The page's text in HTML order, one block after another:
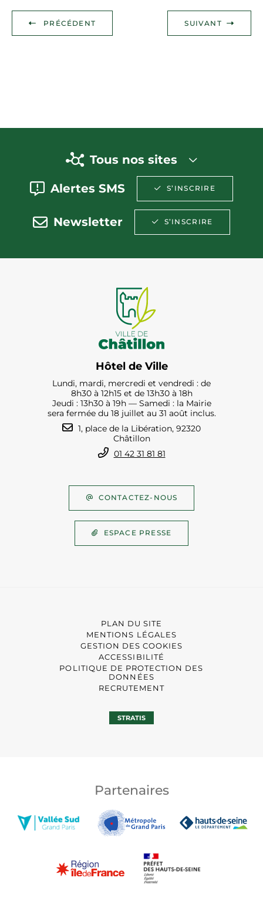
PRÉCÉDENT SUIVANT
Tous nos sites
Alertes SMS S’INSCRIRE
Newsletter S’INSCRIRE
Hôtel de Ville
Lundi, mardi, mercredi et vendredi : de
8h30 à 12h15 et de 13h30 à 18h
Jeudi : 13h30 à 19h — Samedi : la Mairie
sera fermée du 18 juillet au 31 août inclus.
1, place de la Libération, 92320
Châtillon
01 42 31 81 81
CONTACTEZ-NOUS
ESPACE PRESSE
PLAN DU SITE
MENTIONS LÉGALES
GESTION DES COOKIES
ACCESSIBILITÉ
POLITIQUE DE PROTECTION DES
DONNÉES
RECRUTEMENT
STRATIS
Partenaires